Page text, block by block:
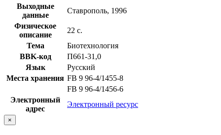
Выходные
данные
Ставрополь, 1996
Физическое
описание
22 с.
Тема
Биотехнология
BBK-код
П661-31,0
Язык
Русский
Места хранения FB 9 96-4/1455-8
FB 9 96-4/1456-6
Электронный
адрес
Электронный ресурс
×